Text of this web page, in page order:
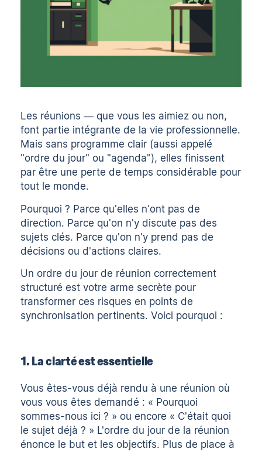
Les réunions— que vous les aimiez ou non,
font partie intégrante de la vie professionnelle.
Mais sans programme clair (aussi appelé
"ordre du jour" ou "agenda"), elles finissent
par être une perte de temps considérable pour
tout le monde.
Pourquoi ? Parce qu'elles n'ont pas de
direction. Parce qu'on n'y discute pas des
sujets clés. Parce qu'on n'y prend pas de
décisions ou d'actions claires.
Un ordre du jour de réunion correctement
structuré est votre arme secrète pour
transformer ces risques en points de
synchronisation pertinents. Voici pourquoi :
1. La clarté est essentielle
Vous êtes-vous déjà rendu à une réunion où
vous vous êtes demandé : « Pourquoi
sommes-nous ici ? » ou encore « C'était quoi
le sujet déjà ? » L'ordre du jour de la réunion
énonce le but et les objectifs. Plus de place à